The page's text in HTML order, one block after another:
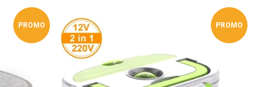
PROMO PROMO